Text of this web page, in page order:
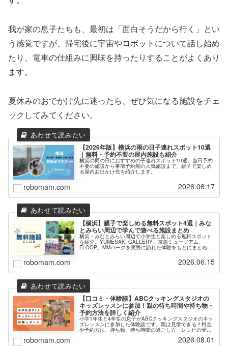
我が家の息子たちも、最初は「面白そうだから行く」とい
う感覚ですが、帰宅後に宇宙やロボットについて話し始め
たり、電車の仕組みに興味を持ったりすることがよくあり
ます。
夏休みのおでかけ先に迷ったら、ぜひ気になる施設をチェ
ックしてみてください。
【2026年版】横浜の雨の日子連れスポット10選
｜無料・予約不要の屋内施設も紹介
横浜の雨の日におすすめの子連れスポット10選。当日予約
不要の施設から事前予約制の人気施設まで、親子で楽しめ
る屋内お出かけ先を紹介します。
robomam.com 2026.06.17
【横浜】親子で楽しめる無料スポット4選｜みな
とみらい周辺で学んで遊べる施設まとめ
横浜・みなとみらい周辺で小学生と楽しめる無料スポット
を紹介。YUMESAKI GALLERY、京急ミュージアム、
FLOOP、MMパークを実際に訪れた体験をもとにまとめま
robomam.com 2026.06.15
【口コミ・体験談】ABCクッキングスタジオの
キッズレッスンに参加！親の待ち時間や持ち物・
予約方法を詳しく紹介
小学1年生と4年生の息子がABCクッキングスタジオのキッ
ズレッスンに参加した体験談です。親は見学できる？料金
や予約方法、持ち物、待ち時間の過ごし方、レシピの受け
robomam.com 2026.08.01